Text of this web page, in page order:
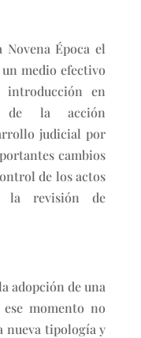
Época el
medio efectivo
en
de la acción
judicial por
cambios
de los actos
la revisión de
adopción de una
momento no
nueva tipología y